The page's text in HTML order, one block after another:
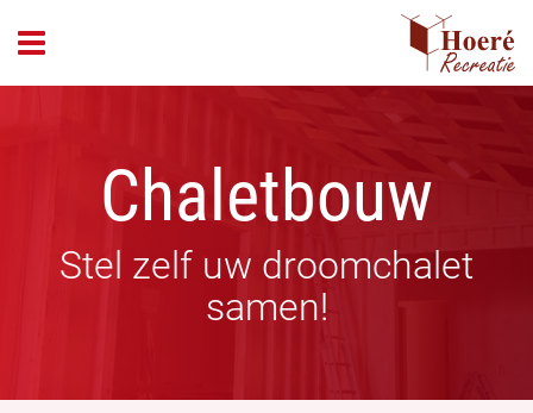
Chaletbouw
Stel zelf uw droomchalet
samen!
header_open_menu